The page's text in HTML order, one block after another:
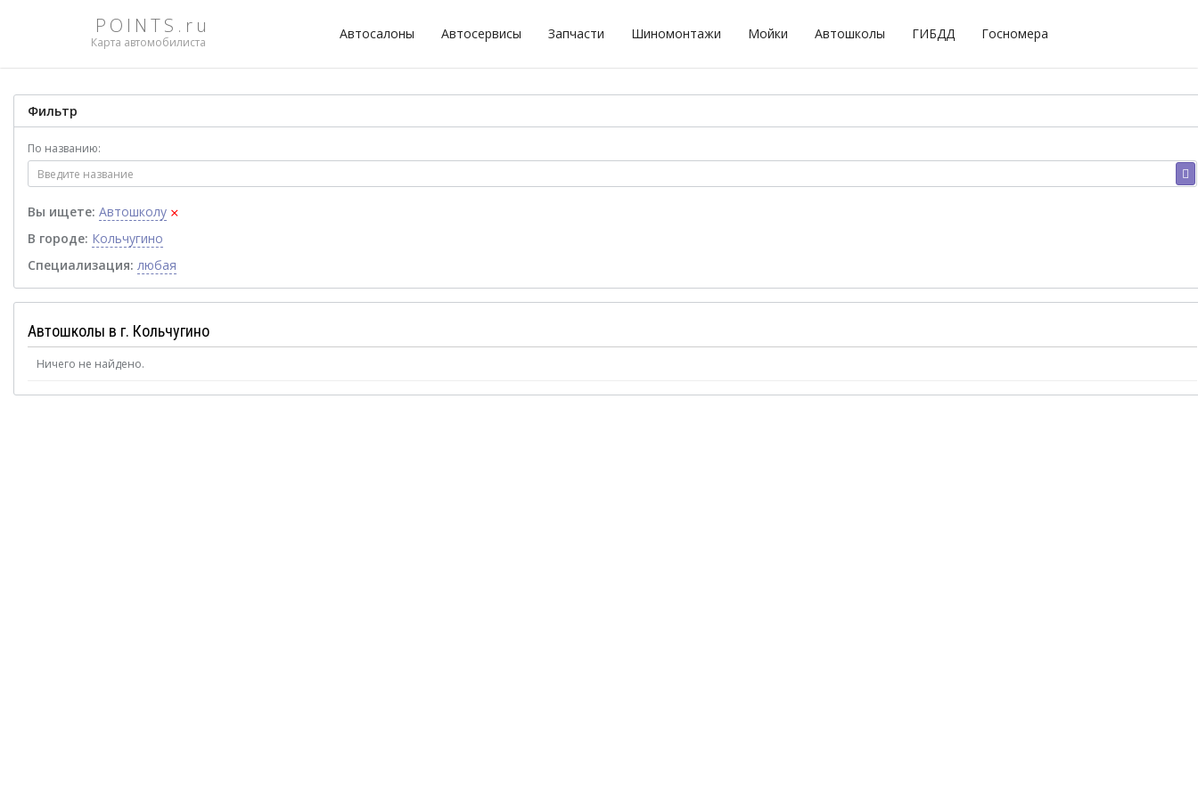
POINTS.ru
Карта автомобилиста
Автосалоны Автосервисы Запчасти Шиномонтажи Мойки Автошколы ГИБДД Госномера
Фильтр
По названию:
Вы ищете: Автошколу ×
В городе: Кольчугино
Специализация: любая
Автошколы в г. Кольчугино
Ничего не найдено.